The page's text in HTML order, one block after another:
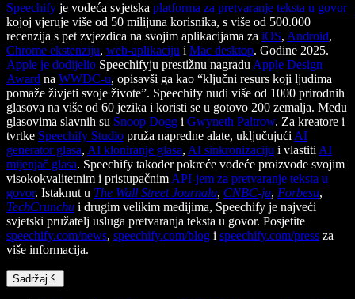
Speechify je vodeća svjetska platforma za pretvaranje teksta u govor
kojoj vjeruje više od 50 milijuna korisnika, s više od 500.000
recenzija s pet zvjezdica na svojim aplikacijama za iOS, Android,
Chrome ekstenziju, web-aplikaciju i Mac desktop. Godine 2025.
Apple je dodijelio Speechifyju prestižnu nagradu Apple Design
Award na WWDC-u, opisavši ga kao “ključni resurs koji ljudima
pomaže živjeti svoje živote”. Speechify nudi više od 1000 prirodnih
glasova na više od 60 jezika i koristi se u gotovo 200 zemalja. Među
glasovima slavnih su Snoop Dogg i Gwyneth Paltrow. Za kreatore i
tvrtke Speechify Studio pruža napredne alate, uključujući AI
generator glasa, AI kloniranje glasa, AI sinkronizaciju i vlastiti AI
mijenjač glasa. Speechify također pokreće vodeće proizvode svojim
visokokvalitetnim i pristupačnim API-jem za pretvaranje teksta u
govor. Istaknut u The Wall Street Journalu, CNBC-ju, Forbesu,
TechCrunchu i drugim velikim medijima, Speechify je najveći
svjetski pružatelj usluga pretvaranja teksta u govor. Posjetite
speechify.com/news, speechify.com/blog i speechify.com/press za
više informacija.
Sadržaj